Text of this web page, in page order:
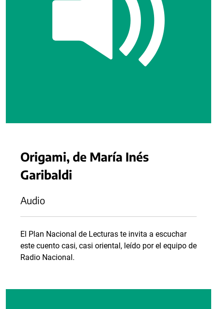
Origami, de María Inés
Garibaldi
Audio
El Plan Nacional de Lecturas te invita a escuchar
este cuento casi, casi oriental, leído por el equipo de
Radio Nacional.